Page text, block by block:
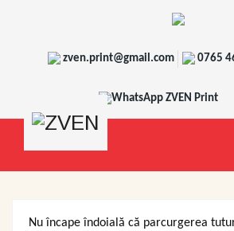
zven.print@gmail.com 0765
WhatsApp ZVEN Print
Nu încape îndoială că parcurgerea